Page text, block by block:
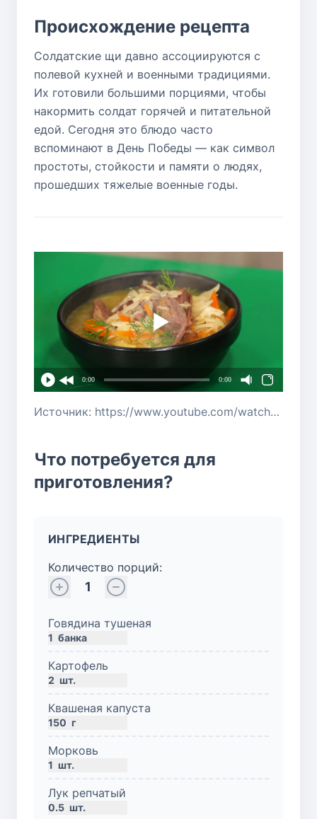
Происхождение рецепта
Солдатские щи давно ассоциируются с
полевой кухней и военными традициями.
Их готовили большими порциями, чтобы
накормить солдат горячей и питательной
едой. Сегодня это блюдо часто
вспоминают в День Победы — как символ
простоты, стойкости и памяти о людях,
прошедших тяжелые военные годы.
0:00 0:00
Источник: https://www.youtube.com/watch?v=IYIneIyHJKg
Что потребуется для
приготовления?
ИНГРЕДИЕНТЫ
Количество порций:
1
Говядина тушеная
1 банка
Картофель
2 шт.
Квашеная капуста
150 г
Морковь
1 шт.
Лук репчатый
0.5 шт.